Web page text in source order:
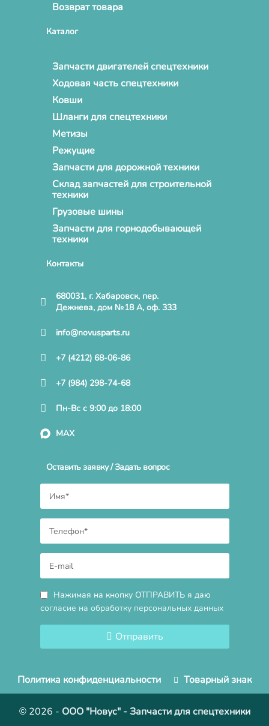
Возврат товара
Каталог
Запчасти двигателей спецтехники
Ходовая часть спецтехники
Ковши
Шланги для спецтехники
Метизы
Режущие
Запчасти для дорожной техники
Склад запчастей для строительной
техники
Грузовые шины
Запчасти для горнодобывающей
техники
Контакты
680031, г. Хабаровск, пер.
Дежнева, дом №18 А, оф. 333
info@novusparts.ru
+7 (4212) 68-06-86
+7 (984) 298-74-68
Пн-Вс с 9:00 до 18:00
MAX
Оставить заявку / Задать вопрос
Нажимая на кнопку ОТПРАВИТЬ я даю
согласие на обработку персональных данных
Отправить
Политика конфиденциальности Товарный знак
© 2026 - ООО "Новус" - Запчасти для спецтехники